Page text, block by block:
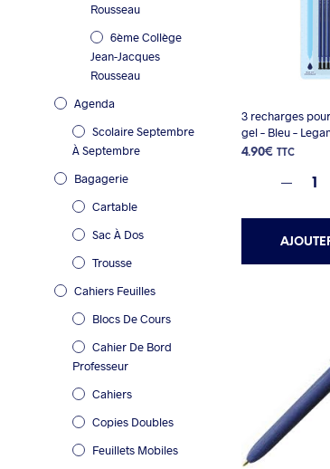
Rousseau
6ème Collège
Jean-Jacques
Rousseau
Agenda
Scolaire Septembre
À Septembre
Bagagerie
Cartable
Sac À Dos
Trousse
Cahiers Feuilles
Blocs De Cours
Cahier De Bord
Professeur
Cahiers
Copies Doubles
Feuillets Mobiles
3 recharges
gel – Bleu –
4.90€ TTC